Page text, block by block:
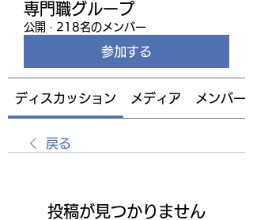
専門職グループ
公開 · 218名のメンバー
参加する
ディスカッション メディア メンバー
戻る
投稿が見つかりません